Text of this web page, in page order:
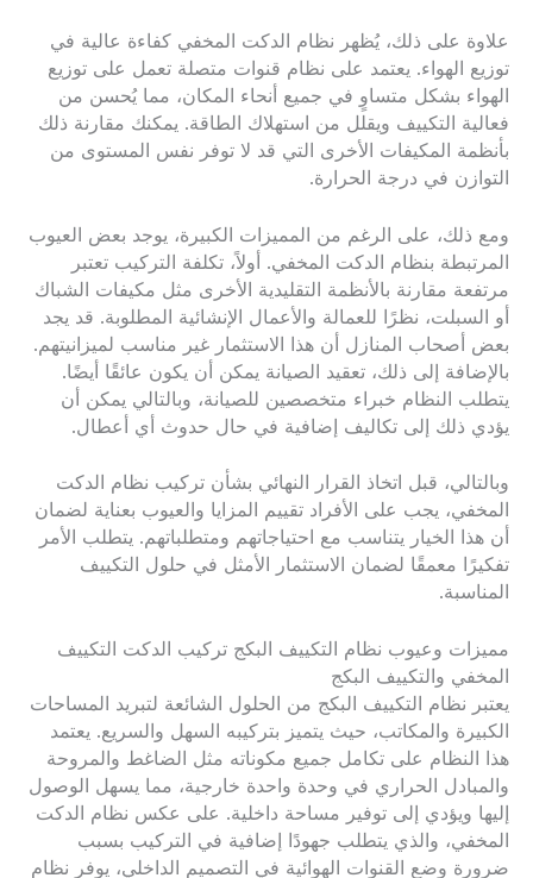
علاوة على ذلك، يُظهر نظام الدكت المخفي كفاءة عالية في
توزيع الهواء. يعتمد على نظام قنوات متصلة تعمل على توزيع
الهواء بشكل متساوٍ في جميع أنحاء المكان، مما يُحسن من
فعالية التكييف ويقلل من استهلاك الطاقة. يمكنك مقارنة ذلك
بأنظمة المكيفات الأخرى التي قد لا توفر نفس المستوى من
التوازن في درجة الحرارة.
ومع ذلك، على الرغم من المميزات الكبيرة، يوجد بعض العيوب
المرتبطة بنظام الدكت المخفي. أولاً، تكلفة التركيب تعتبر
مرتفعة مقارنة بالأنظمة التقليدية الأخرى مثل مكيفات الشباك
أو السبلت، نظرًا للعمالة والأعمال الإنشائية المطلوبة. قد يجد
بعض أصحاب المنازل أن هذا الاستثمار غير مناسب لميزانيتهم.
بالإضافة إلى ذلك، تعقيد الصيانة يمكن أن يكون عائقًا أيضًا.
يتطلب النظام خبراء متخصصين للصيانة، وبالتالي يمكن أن
يؤدي ذلك إلى تكاليف إضافية في حال حدوث أي أعطال.
وبالتالي، قبل اتخاذ القرار النهائي بشأن تركيب نظام الدكت
المخفي، يجب على الأفراد تقييم المزايا والعيوب بعناية لضمان
أن هذا الخيار يتناسب مع احتياجاتهم ومتطلباتهم. يتطلب الأمر
تفكيرًا معمقًا لضمان الاستثمار الأمثل في حلول التكييف
المناسبة.
مميزات وعيوب نظام التكييف البكج تركيب الدكت التكييف
المخفي والتكييف البكج
يعتبر نظام التكييف البكج من الحلول الشائعة لتبريد المساحات
الكبيرة والمكاتب، حيث يتميز بتركيبه السهل والسريع. يعتمد
هذا النظام على تكامل جميع مكوناته مثل الضاغط والمروحة
والمبادل الحراري في وحدة واحدة خارجية، مما يسهل الوصول
إليها ويؤدي إلى توفير مساحة داخلية. على عكس نظام الدكت
المخفي، والذي يتطلب جهودًا إضافية في التركيب بسبب
ضرورة وضع القنوات الهوائية في التصميم الداخلي، يوفر نظام